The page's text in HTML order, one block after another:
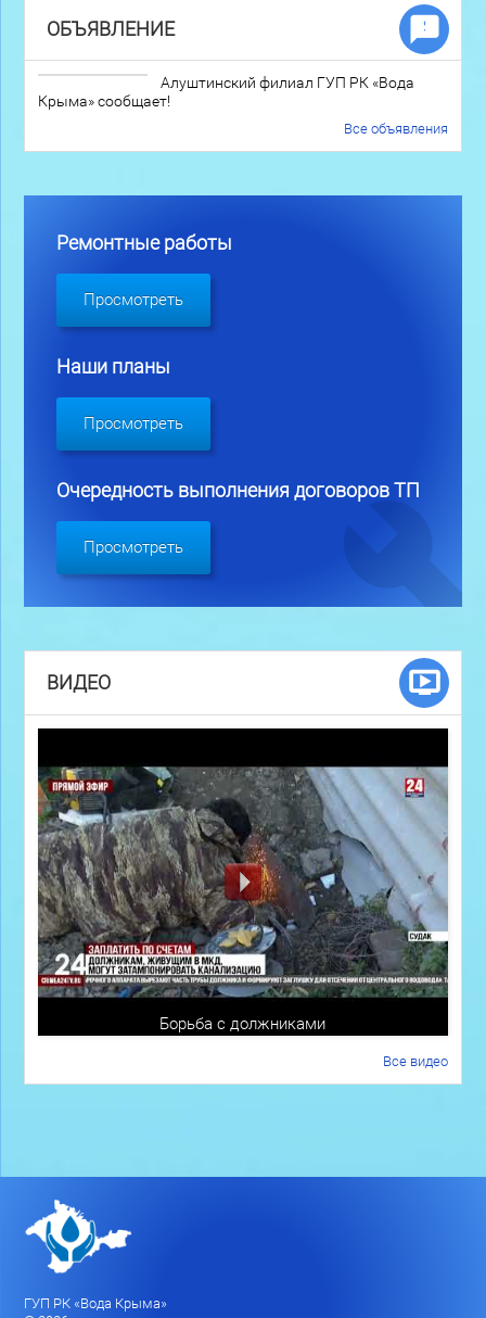
ОБЪЯВЛЕНИЕ
Алуштинский филиал ГУП РК «Вода
Крыма» сообщает!
Все объявления
Ремонтные работы
Просмотреть
Наши планы
Просмотреть
Очередность выполнения договоров ТП
Просмотреть
ВИДЕО
Борьба с должниками
Все видео
ГУП РК «Вода Крыма»